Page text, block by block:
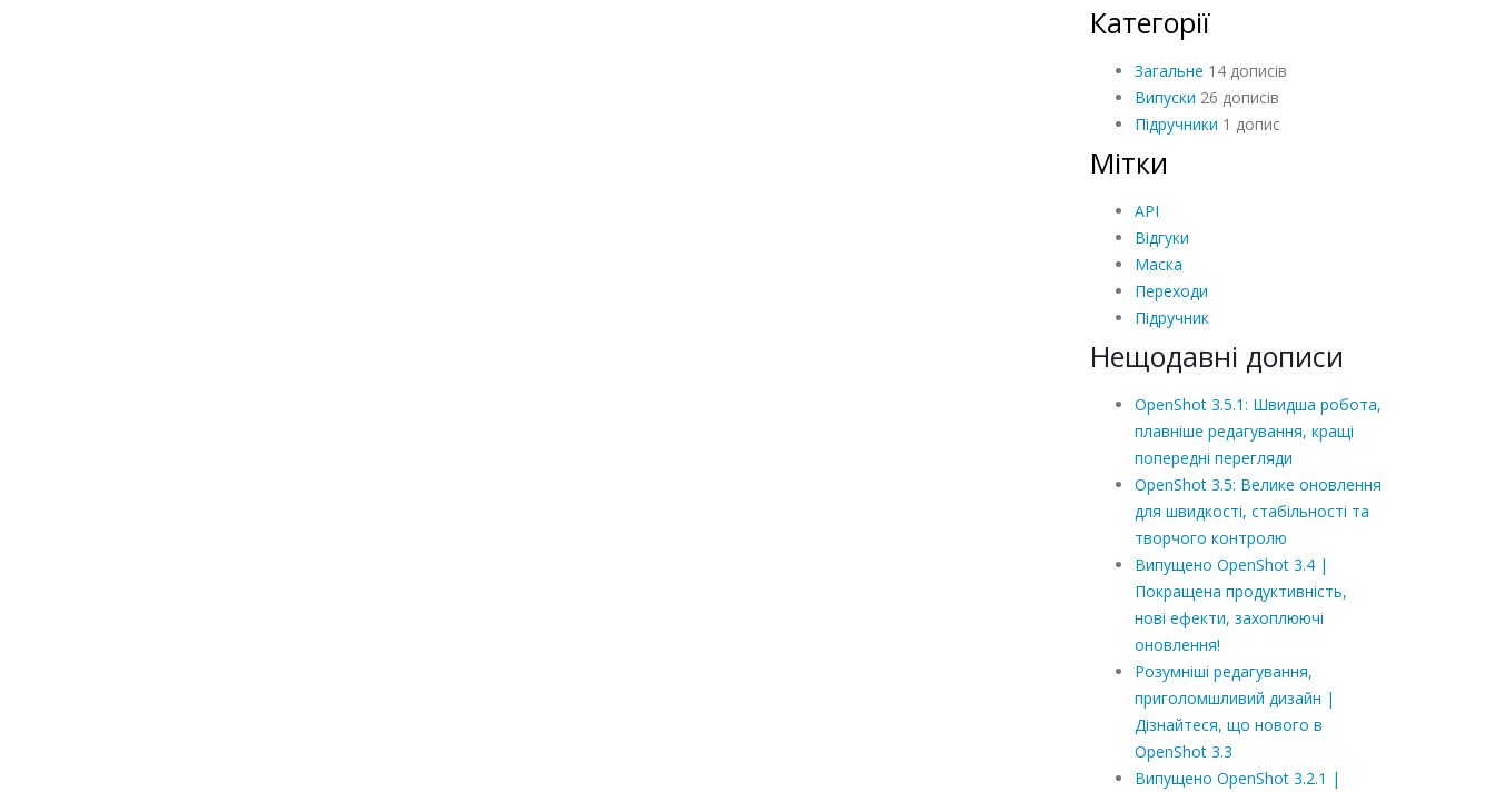
Категорії
Загальне 14 дописів
Випуски 26 дописів
Підручники 1 допис
Мітки
API
Відгуки
Маска
Переходи
Підручник
Нещодавні дописи
OpenShot 3.5.1: Швидша робота,
плавніше редагування, кращі
попередні перегляди
OpenShot 3.5: Велике оновлення
для швидкості, стабільності та
творчого контролю
Випущено OpenShot 3.4 |
Покращена продуктивність,
нові ефекти, захоплюючі
оновлення!
Розумніші редагування,
приголомшливий дизайн |
Дізнайтеся, що нового в
OpenShot 3.3
Випущено OpenShot 3.2.1 |